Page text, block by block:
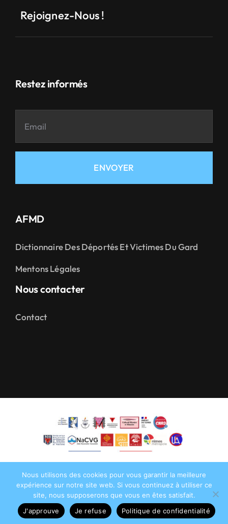
Rejoignez-Nous !
Restez informés
ENVOYER
AFMD
Dictionnaire Des Déportés Et Victimes Du Gard
Mentons Légales
Nous contacter
Contact
©2026•AFMD DT 30• Tous droits réservés •
Nous utilisons des cookies pour vous garantir la meilleure
expérience sur notre site web. Si vous continuez à utiliser ce
site, nous supposerons que vous en êtes satisfait.
J'approuve
Je refuse Politique de confidentialité